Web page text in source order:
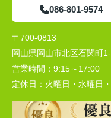
086-801-9574
〒700-0813
岡山県岡山市北区石関町
営業時間： 9:15～17:00
定休日： 火曜日・水曜日